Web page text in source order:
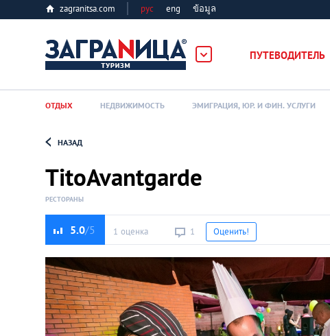
zagranitsa.com рус eng ข้อมูล
ПУТЕВОДИТЕЛЬ
Алматы
Астана
Loading...
ОТДЫХ НЕДВИЖИМОСТЬ ЭМИГРАЦИЯ, ЮР. И ФИН. УСЛУГИ
НАЗАД
TitoAvantgarde
РЕСТОРАНЫ
5.0 1 оценка 1 Оценить!